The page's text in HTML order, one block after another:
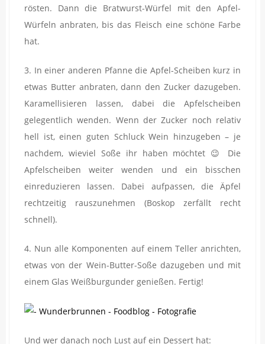
rösten. Dann die Bratwurst-Würfel mit den Apfel-
Würfeln anbraten, bis das Fleisch eine schöne Farbe
hat.
3. In einer anderen Pfanne die Apfel-Scheiben kurz in
etwas Butter anbraten, dann den Zucker dazugeben.
Karamellisieren lassen, dabei die Apfelscheiben
gelegentlich wenden. Wenn der Zucker noch relativ
hell ist, einen guten Schluck Wein hinzugeben – je
nachdem, wieviel Soße ihr haben möchtet 😉 Die
Apfelscheiben weiter wenden und ein bisschen
einreduzieren lassen. Dabei aufpassen, die Äpfel
rechtzeitig rauszunehmen (Boskop zerfällt recht
schnell).
4. Nun alle Komponenten auf einem Teller anrichten,
etwas von der Wein-Butter-Soße dazugeben und mit
einem Glas Weißburgunder genießen. Fertig!
Und wer danach noch Lust auf ein Dessert hat: